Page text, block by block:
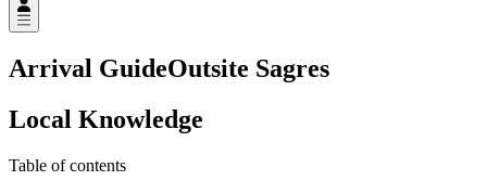
Open user menu
Arrival GuideOutsite Sagres
Local Knowledge
Table of contents